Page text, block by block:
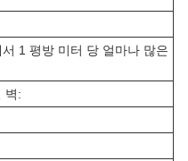
1 평방 미터 당 얼마나 많은
벽: